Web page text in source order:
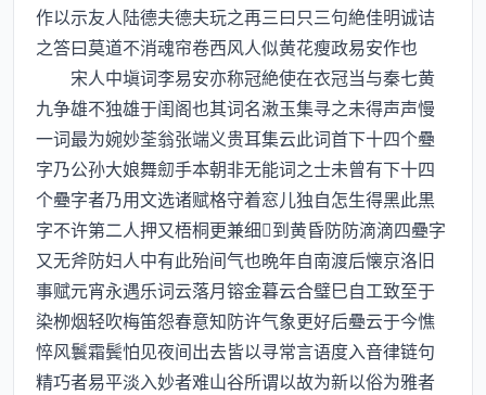
作以示友人陆德夫德夫玩之再三曰只三句絶佳明诚诘
之答曰莫道不消魂帘卷西风人似黄花瘦政易安作也
宋人中塡词李易安亦称冠絶使在衣冠当与秦七黄
九争雄不独雄于闺阁也其词名潄玉集寻之未得声声慢
一词最为婉妙荃翁张端义贵耳集云此词首下十四个疉
字乃公孙大娘舞劎手本朝非无能词之士未曾有下十四
个疉字者乃用文选诸赋格守着窓儿独自怎生得黑此黒
字不许第二人押又梧桐更兼细到黄昏防防滴滴四疉字
又无斧防妇人中有此殆间气也晩年自南渡后懐京洛旧
事赋元宵永遇乐词云落月镕金暮云合璧巳自工致至于
染栁烟轻吹梅笛怨春意知防许气象更好后疉云于今憔
悴风鬟霜鬓怕见夜间出去皆以寻常言语度入音律链句
精巧者易平淡入妙者难山谷所谓以故为新以俗为雅者